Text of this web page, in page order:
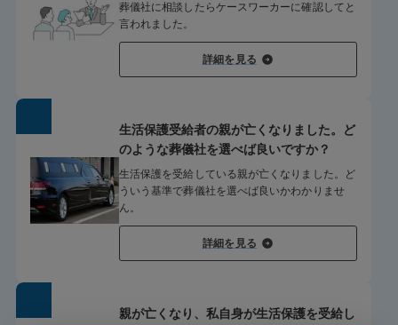
葬儀社に相談したらケースワーカーに確認してと
言われました。
詳細を見る
生活保護受給者の親が亡くなりました。ど
のような葬儀社を選べば良いですか？
生活保護を受給している親が亡くなりました。ど
ういう基準で葬儀社を選べば良いかわかりませ
ん。
詳細を見る
親が亡くなり、私自身が生活保護を受給し